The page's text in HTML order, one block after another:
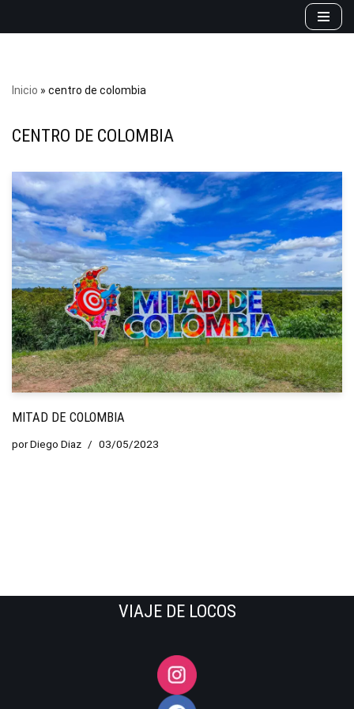
Inicio » centro de colombia
CENTRO DE COLOMBIA
MITAD DE COLOMBIA
porDiego Diaz 03/05/2023
VIAJE DE LOCOS